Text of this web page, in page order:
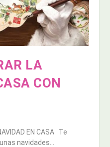
LA
CON
EN CASA Te
navidades...